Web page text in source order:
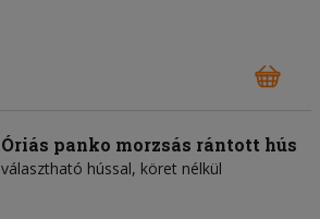
Óriás panko morzsás rántott hús
választható hússal, köret nélkül